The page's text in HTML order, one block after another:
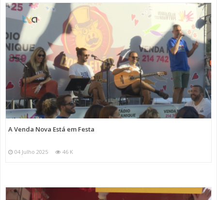
A Venda Nova Está em Festa
04 Julho 2025 46 K